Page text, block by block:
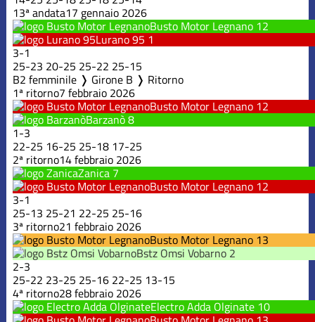
13ª andata17 gennaio 2026
Busto Motor Legnano 12
Lurano 95 1
3-1
25-23 20-25 25-22 25-15
B2 femminile ❭ Girone B ❭ Ritorno
1ª ritorno7 febbraio 2026
Busto Motor Legnano 12
Barzanò8
1-3
22-25 16-25 25-18 17-25
2ª ritorno14 febbraio 2026
Zanica 7
Busto Motor Legnano 12
3-1
25-13 25-21 22-25 25-16
3ª ritorno21 febbraio 2026
Busto Motor Legnano 13
Bstz Omsi Vobarno 2
2-3
25-22 23-25 25-16 22-25 13-15
4ª ritorno28 febbraio 2026
Electro Adda Olginate 10